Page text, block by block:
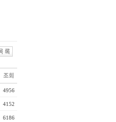
4956
4152
6186